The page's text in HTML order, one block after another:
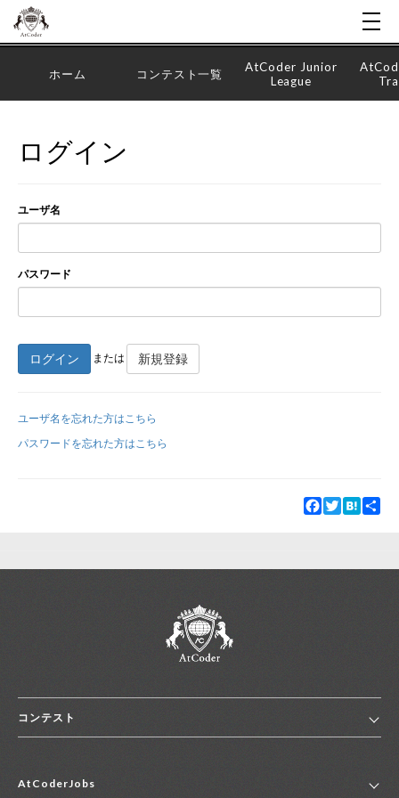
新規登録
ホーム コンテスト一覧
AtCoder Junior
League
ログイン
ユーザ名
パスワード
ログイン または 新規登録
ユーザ名を忘れた方はこちら
パスワードを忘れた方はこちら
Facebook
TwitterHatena
コンテスト
コンテスト一覧
AtCoderJobs